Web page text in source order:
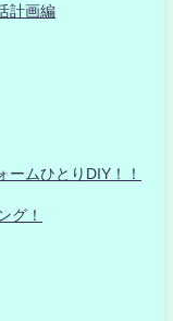
計画編
ームひとりDIY！！
グ！